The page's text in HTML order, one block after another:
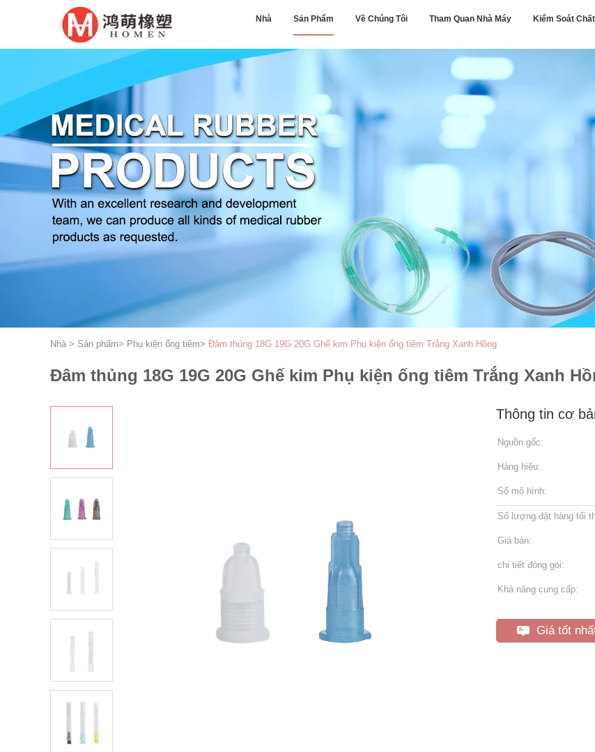
Nhà Sản Phẩm Về Chúng Tôi Tham Quan Nhà Máy Kiểm Soát
Nhà > Sản phẩm> Phụ kiện ống tiêm> Đâm thủng 18G 19G 20G Ghế kim Phụ kiện ống tiêm Trắng Xanh Hồng
Đâm thủng 18G 19G 20G Ghế kim Phụ kiện ống tiêm Trắng Xanh
Thông tin cơ
Nguồn gốc:
Hàng hiệu:
Số mô hình:
Số lượng đặt hàng tối
Giá bán:
chi tiết đóng gói:
Khả năng cung cấp:
Giá tốt